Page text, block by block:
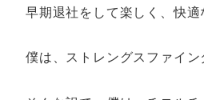
早期退社をして楽しく、快適
僕は、ストレングスファイ